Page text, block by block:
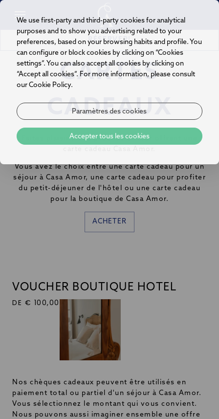
RÉSERVER!
CARTES
CADEAUX
Faites plaisir à vos proches en leur offrant une
Vous avez le choix entre une carte cadeau pour un
séjour à Casa Amor, une carte cadeau pour profiter
du petit-déjeuner de l'hôtel ou une carte cadeau
pour la boutique de Casa Amor.
ACHETER
VOUCHER BOUTIQUE HOTEL
DE € 100,00
Nos chèques cadeaux peuvent être utilisés en
paiement total ou partiel d'un séjour à Casa Amor.
Vous sélectionnez le montant qui vous convient.
Nous pouvons aussi imaginer ensemble une offre
We use first-party and third-party cookies for analytical
purposes and to show you advertising related to your
preferences, based on your browsing habits and profile. You
can configure or block cookies by clicking on “Cookies
settings”. You can also accept all cookies by clicking on
“Accept all cookies”. For more information, please consult
our Cookie Policy.
Paramètres des cookies
Accepter tous les cookies